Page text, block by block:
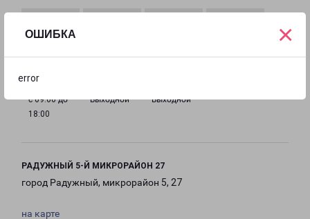
ОШИБКА
error
×
с 09:00 до
с 09:00 до
18:00
Выходной Выходной
РАДУЖНЫЙ 5-Й МИКРОРАЙОН 27
город Радужный, микрорайон 5, 27
на карте